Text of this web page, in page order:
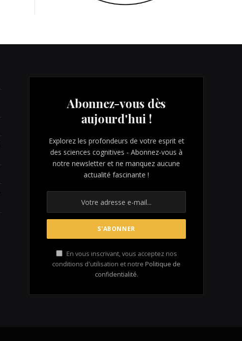
Abonnez-vous dès
aujourd'hui !
Explorez les profondeurs de votre esprit et
des sciences cognitives - Abonnez-vous à
notre newsletter et ne manquez aucune
actualité fascinante !
En vous inscrivant, vous acceptez nos
conditions d'utilisation et notre Politique de
confidentialité.